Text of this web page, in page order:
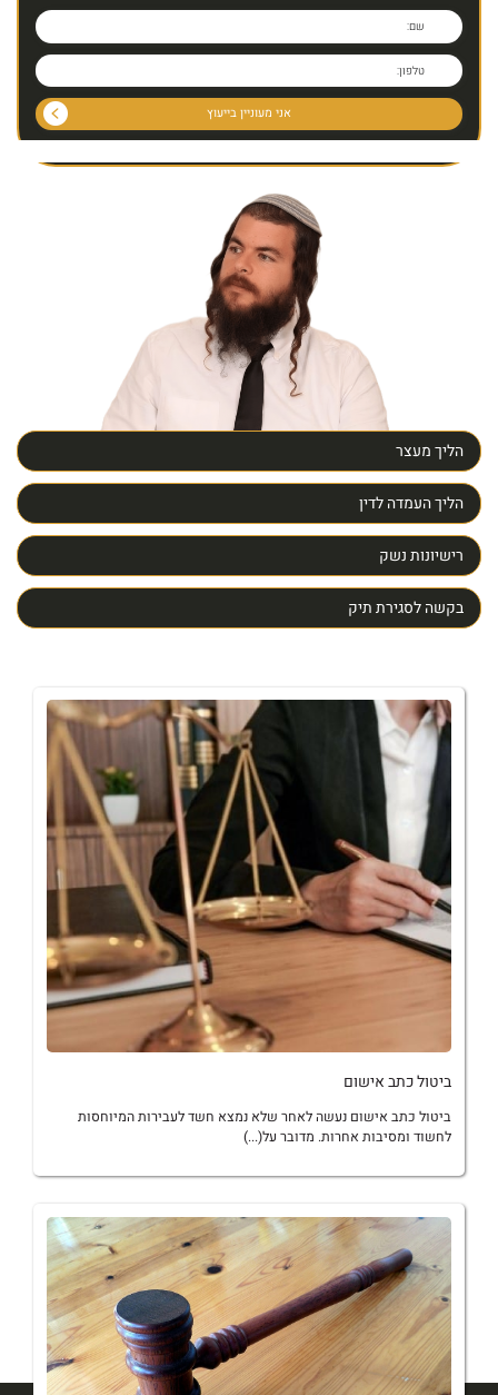
הליך מעצר
הליך העמדה לדין
רישיונות נשק
בקשה לסגירת תיק
ביטול כתב אישום
ביטול כתב אישום נעשה לאחר שלא נמצא חשד לעבירות המיוחסות
לחשוד ומסיבות אחרות. מדובר על(...)